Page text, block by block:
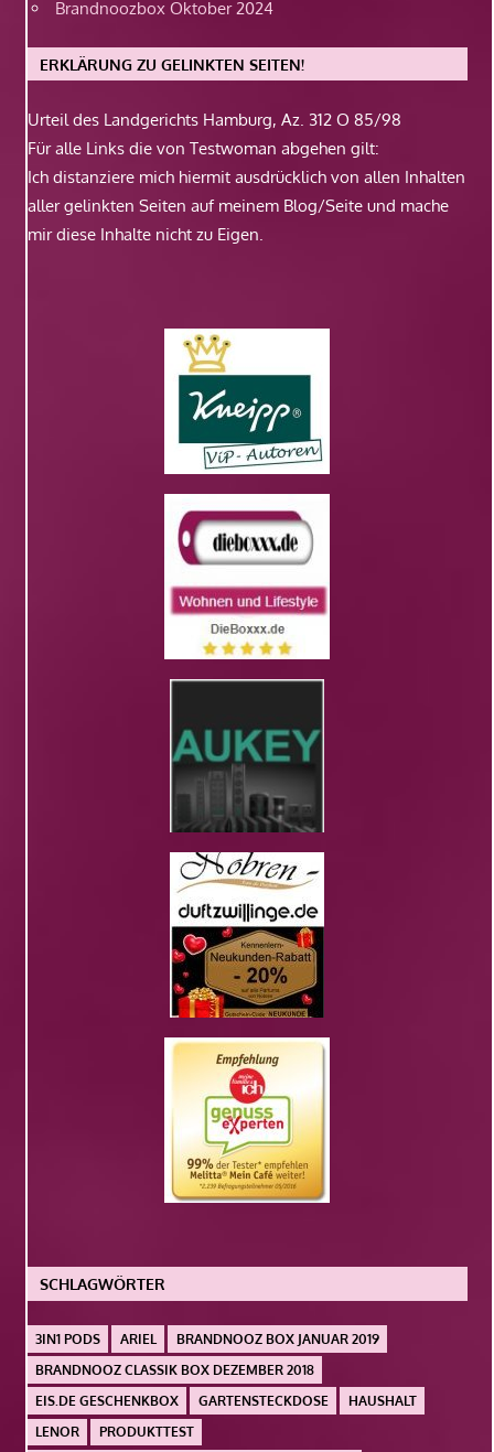
Brandnoozbox Oktober 2024
ERKLÄRUNG ZU GELINKTEN SEITEN!
Urteil des Landgerichts Hamburg, Az. 312 O 85/98
Für alle Links die von Testwoman abgehen gilt:
Ich distanziere mich hiermit ausdrücklich von allen Inhalten
aller gelinkten Seiten auf meinem Blog/Seite und mache
mir diese Inhalte nicht zu Eigen.
SCHLAGWÖRTER
3IN1 PODS ARIEL
BRANDNOOZ BOX JANUAR 2019
BRANDNOOZ CLASSIK BOX DEZEMBER 2018
EIS.DE GESCHENKBOX
GARTENSTECKDOSE
HAUSHALT
LENOR
PRODUKTTEST